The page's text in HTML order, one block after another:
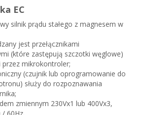
EC
silnik prądu stałego z magnesem w
jest przełącznikami
(które zastępują szczotki węglowe)
mikrokontroler;
(czujnik lub oprogramowanie do
służy do rozpoznawania
zmiennym 230Vx1 lub 400Vx3,